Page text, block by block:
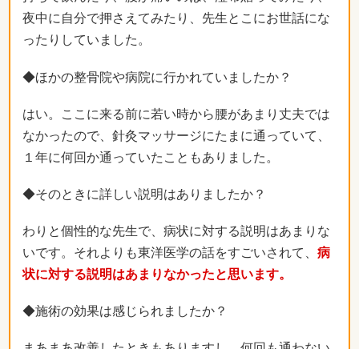
夜中に自分で押さえてみたり、先生とこにお世話にな
ったりしていました。
◆ほかの整骨院や病院に行かれていましたか？
はい。ここに来る前に若い時から腰があまり丈夫では
なかったので、針灸マッサージにたまに通っていて、
１年に何回か通っていたこともありました。
◆そのときに詳しい説明はありましたか？
わりと個性的な先生で、病状に対する説明はあまりな
いです。それよりも東洋医学の話をすごいされて、 病
状に対する説明はあまりなかったと思います。
◆施術の効果は感じられましたか？